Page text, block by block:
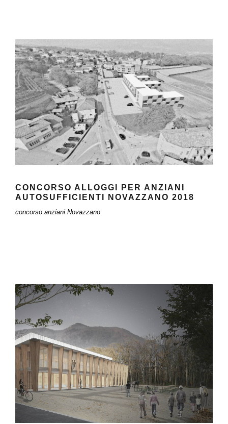
CONCORSO ALLOGGI PER ANZIANI
AUTOSUFFICIENTI NOVAZZANO 2018
CONCORSO ALLOGGI PER ANZIANI
AUTOSUFFICIENTI NOVAZZANO 2018
concorso anziani Novazzano
CONCORSO NUOVA PALESTRA
VERSCIO 2018